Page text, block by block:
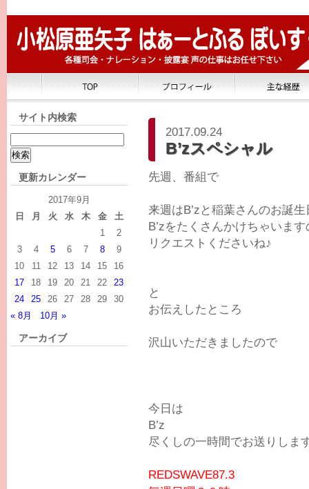
サイト内検索
更新カレンダー
2017年9月
日
月 火 水 木 金
土
1
2
3
4 5 6 7 8
9
10
11 12 13 14 15
16
17
18 19 20 21 22
23
24
25 26 27 28 29
30
« 8月
10月 »
アーカイブ
2017.09.24
B’zスペシャル
先週、番組で
来週はB’zと稲葉さんのお誕
B’zをたくさんかけちゃいます
リクエストくださいね♪
と
お伝えしたところ
沢山いただきましたので
今日は
B’z
尽くしの一時間でお送りしま
REDSWAVE87.3